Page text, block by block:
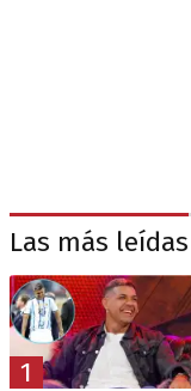
Las más leídas
1